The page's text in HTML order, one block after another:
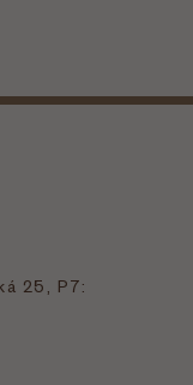
25, P7: